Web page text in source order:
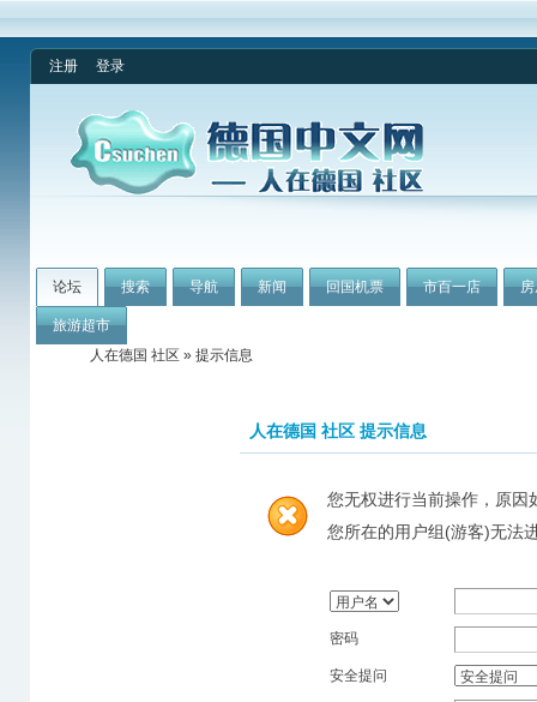
注册 登录
论坛 搜索 导航 新闻 回国机票 市百一店
旅游超市
人在德国 社区 » 提示信息
人在德国 社区 提示信息
您无权进行当前操作，原因
您所在的用户组(游客)无法
密码
安全提问